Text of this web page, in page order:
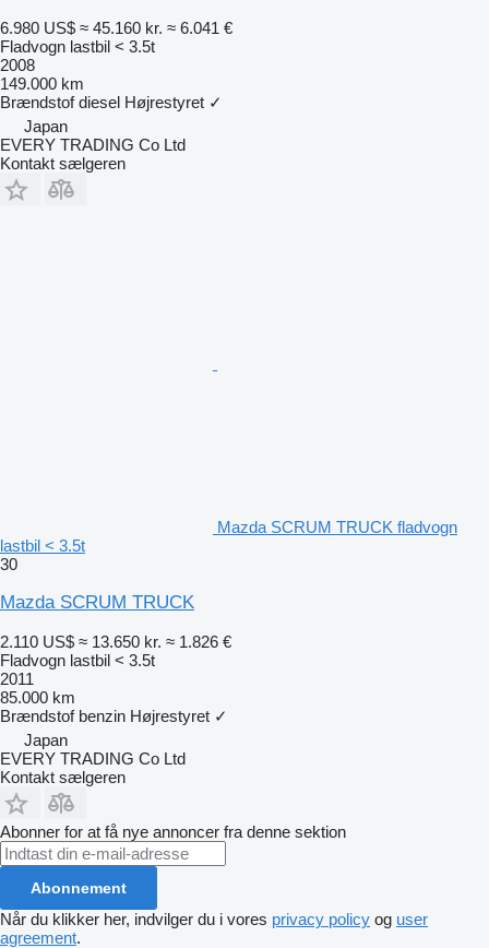
6.980 US$ ≈ 45.160 kr. ≈ 6.041 €
Fladvogn lastbil < 3.5t
2008
149.000 km
Brændstof diesel Højrestyret ✓
Japan
EVERY TRADING Co Ltd
Kontakt sælgeren
Mazda SCRUM TRUCK fladvogn
lastbil < 3.5t
30
Mazda SCRUM TRUCK
2.110 US$ ≈ 13.650 kr. ≈ 1.826 €
Fladvogn lastbil < 3.5t
2011
85.000 km
Brændstof benzin Højrestyret ✓
Japan
EVERY TRADING Co Ltd
Kontakt sælgeren
Abonner for at få nye annoncer fra denne sektion
Abonnement
Når du klikker her, indvilger du i vores privacy policy og user
agreement.